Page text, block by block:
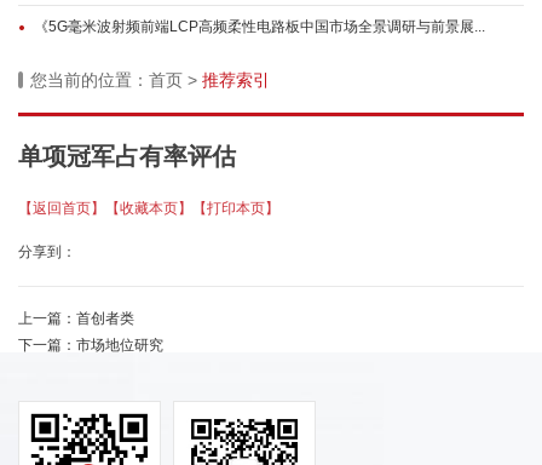
《5G毫米波射频前端LCP高频柔性电路板中国市场全景调研与前景展...
您当前的位置： 首页 > 推荐索引
单项冠军占有率评估
【返回首页】 【收藏本页】 【打印本页】
分享到：
上一篇： 首创者类
下一篇： 市场地位研究